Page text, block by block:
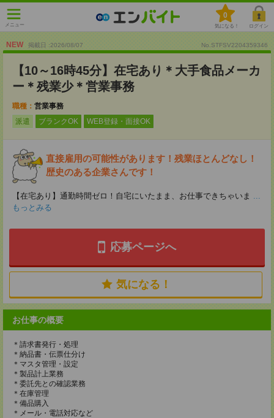
メニュー
0
気になる！ ログイン
NEW 掲載日 :2026/08/07 No.STFSV2204359346
【10～16時45分】在宅あり＊大手食品メーカ
ー＊残業少＊営業事務
職種： 営業事務
派遣
ブランクOK WEB登録・面接OK
直接雇用の可能性があります！残業ほとんどなし！
歴史のある企業さんです！
【在宅あり】通勤時間ゼロ！自宅にいたまま、お仕事できちゃいま ...
もっとみる
応募ページへ
気になる！
お仕事の概要
＊請求書発行・処理
＊納品書・伝票仕分け
＊マスタ管理・設定
＊製品計上業務
＊委託先との確認業務
＊在庫管理
＊備品購入
＊メール・電話対応など